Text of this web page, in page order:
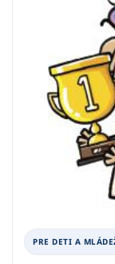
PRE DETI A